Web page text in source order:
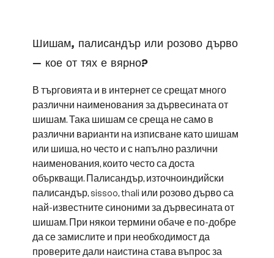
Шишам, палисандър или розово дърво
– кое от тях е вярно?
В търговията и в интернет се срещат много
различни наименования за дървесината от
шишам. Така шишам се среща не само в
различни варианти на изписване като шишам
или шиша, но често и с напълно различни
наименования, които често са доста
объркващи. Палисандър, източноиндийски
палисандър, sissoo, thali или розово дърво са
най-известните синоними за дървесината от
шишам. При някои термини обаче е по-добре
да се замислите и при необходимост да
проверите дали наистина става въпрос за